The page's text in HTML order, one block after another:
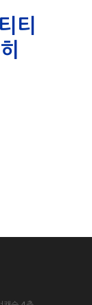
티